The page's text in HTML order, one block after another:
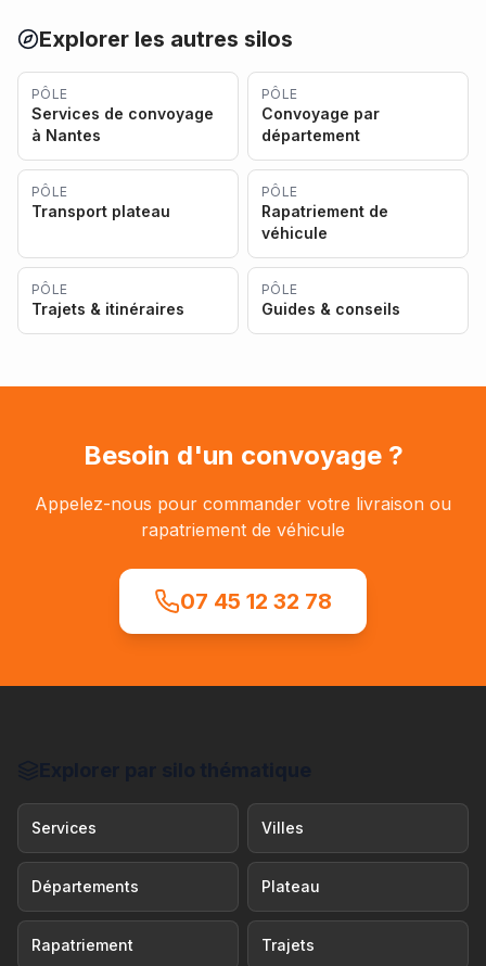
Explorer les autres silos
PÔLE
Services de convoyage
à Nantes
PÔLE
Convoyage par
département
PÔLE
Transport plateau
PÔLE
Rapatriement de
véhicule
PÔLE
Trajets & itinéraires
PÔLE
Guides & conseils
Besoin d'un convoyage ?
Appelez-nous pour commander votre livraison ou
rapatriement de véhicule
07 45 12 32 78
Services Villes
Départements Plateau
Rapatriement Trajets